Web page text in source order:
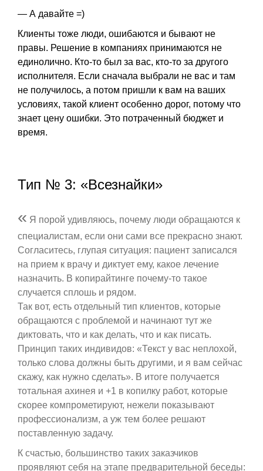
— А давайте =)
Клиенты тоже люди, ошибаются и бывают не
правы. Решение в компаниях принимаются не
единолично. Кто-то был за вас, кто-то за другого
исполнителя. Если сначала выбрали не вас и там
не получилось, а потом пришли к вам на ваших
условиях, такой клиент особенно дорог, потому что
знает цену ошибки. Это потраченный бюджет и
время.
Тип № 3: «Всезнайки»
« Я порой удивляюсь, почему люди обращаются к
специалистам, если они сами все прекрасно знают.
Согласитесь, глупая ситуация: пациент записался
на прием к врачу и диктует ему, какое лечение
назначить. В копирайтинге почему-то такое
случается сплошь и рядом.
Так вот, есть отдельный тип клиентов, которые
обращаются с проблемой и начинают тут же
диктовать, что и как делать, что и как писать.
Принцип таких индивидов: «Текст у вас неплохой,
только слова должны быть другими, и я вам сейчас
скажу, как нужно сделать». В итоге получается
тотальная ахинея и +1 в копилку работ, которые
скорее компрометируют, нежели показывают
профессионализм, а уж тем более решают
поставленную задачу.
К счастью, большинство таких заказчиков
проявляют себя на этапе предварительной беседы: